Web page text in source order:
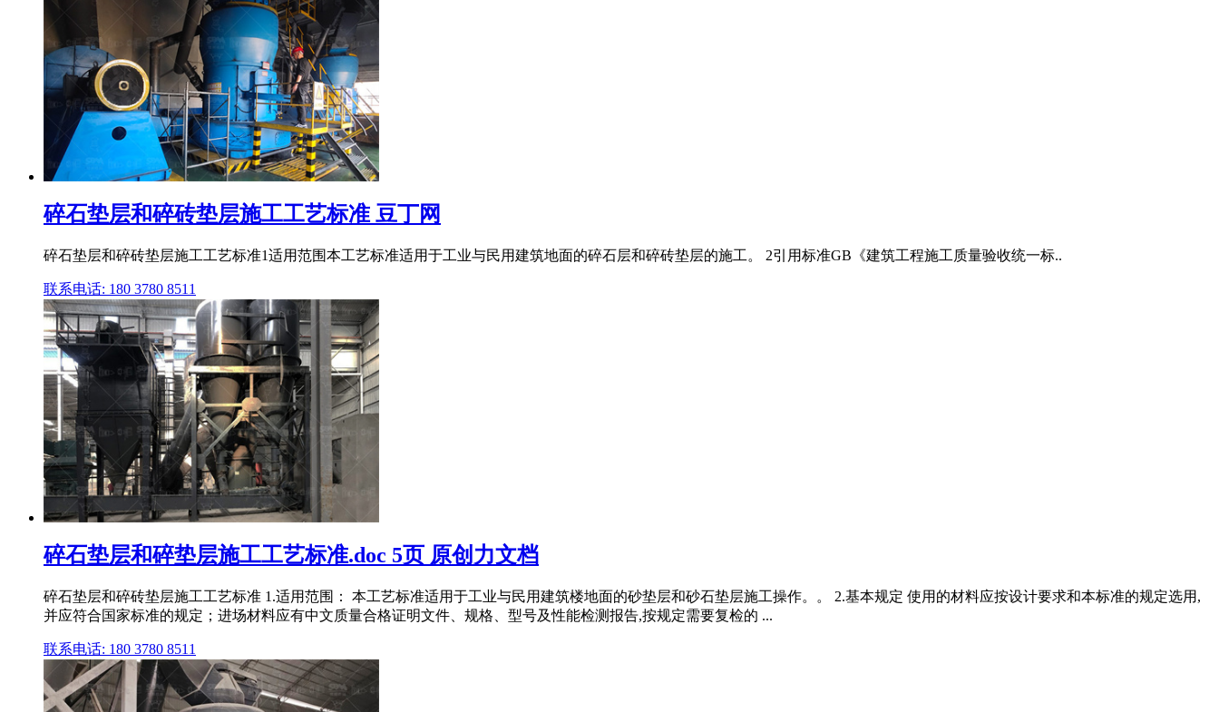
碎石垫层和碎砖垫层施工工艺标准 豆丁网
碎石垫层和碎砖垫层施工工艺标准1适用范围本工艺标准适用于工业与民用建筑地面的碎石层和碎砖垫层的施工。 2引用标准GB《建筑工程施工质量验收统一标..
联系电话: 180 3780 8511
碎石垫层和碎垫层施工工艺标准.doc 5页 原创力文档
碎石垫层和碎砖垫层施工工艺标准 1.适用范围： 本工艺标准适用于工业与民用建筑楼地面的砂垫层和砂石垫层施工操作。。 2.基本规定 使用的材料应按设计要求和本标准的规定选用,
并应符合国家标准的规定；进场材料应有中文质量合格证明文件、规格、型号及性能检测报告,按规定需要复检的 ...
联系电话: 180 3780 8511